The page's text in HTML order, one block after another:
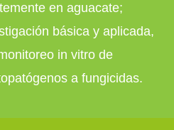
en aguacate;
básica y aplicada,
in vitro de
a fungicidas.